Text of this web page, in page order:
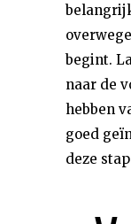
begint.
naar de
hebben
goed
deze